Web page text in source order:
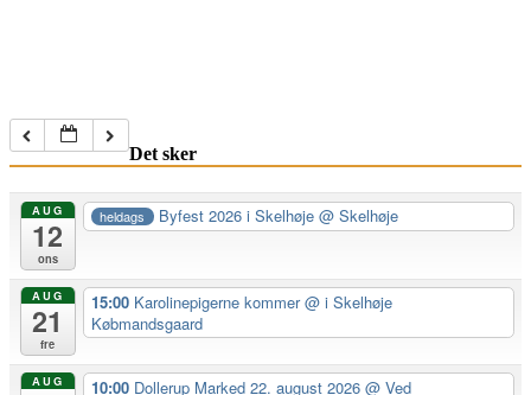
Det sker
AUG
12
ons
heldags Byfest 2026 i Skelhøje@ Skelhøje
AUG
21
fre
15:00 Karolinepigerne kommer@ i Skelhøje
Købmandsgaard
AUG 10:00 Dollerup Marked 22. august 2026 @ Ved